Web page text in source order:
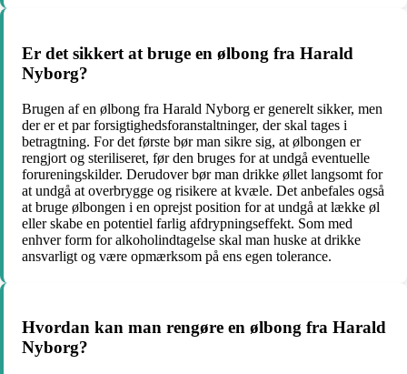
Er det sikkert at bruge en ølbong fra Harald
Nyborg?
Brugen af en ølbong fra Harald Nyborg er generelt sikker, men
der er et par forsigtighedsforanstaltninger, der skal tages i
betragtning. For det første bør man sikre sig, at ølbongen er
rengjort og steriliseret, før den bruges for at undgå eventuelle
forureningskilder. Derudover bør man drikke øllet langsomt for
at undgå at overbrygge og risikere at kvæle. Det anbefales også
at bruge ølbongen i en oprejst position for at undgå at lække øl
eller skabe en potentiel farlig afdrypningseffekt. Som med
enhver form for alkoholindtagelse skal man huske at drikke
ansvarligt og være opmærksom på ens egen tolerance.
Hvordan kan man rengøre en ølbong fra Harald
Nyborg?